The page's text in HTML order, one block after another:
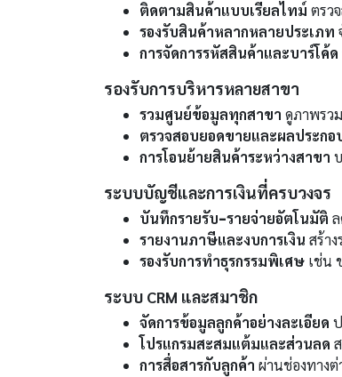
ติดตามสินค้าแบบเรียลไทม์ ตรว
รองรับสินค้าหลากหลายประเภท
การจัดการรหัสสินค้าและบาร์โค้ด
รองรับการบริหารหลายสาขา
รวมศูนย์ข้อมูลทุกสาขา ดูภาพรว
ตรวจสอบยอดขายและผลประกอ
การโอนย้ายสินค้าระหว่างสาขา
ระบบบัญชีและการเงินที่ครบวงจร
บันทึกรายรับ-รายจ่ายอัตโนมัติ
รายงานภาษีและงบการเงิน สร้า
รองรับการทำธุรกรรมพิเศษ เช่น
ระบบ CRM และสมาชิก
จัดการข้อมูลลูกค้าอย่างละเอียด
โปรแกรมสะสมแต้มและส่วนลด
การสื่อสารกับลูกค้า ผ่านช่องทางต่